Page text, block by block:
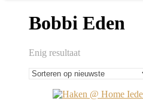
Bobbi Eden
Enig resultaat